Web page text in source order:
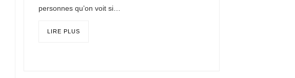
personnes qu’on voit si…
LIRE PLUS